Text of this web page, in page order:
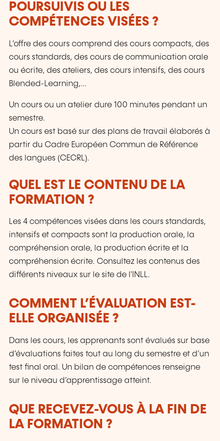
POURSUIVIS OU LES
COMPÉTENCES VISÉES ?
L’offre des cours comprend des cours compacts, des
cours standards, des cours de communication orale
ou écrite, des ateliers, des cours intensifs, des cours
Blended-Learning,...
Un cours ou un atelier dure 100 minutes pendant un
semestre.
Un cours est basé sur des plans de travail élaborés à
partir du Cadre Européen Commun de Référence
des langues (CECRL).
QUEL EST LE CONTENU DE LA
FORMATION ?
Les 4 compétences visées dans les cours standards,
intensifs et compacts sont la production orale, la
compréhension orale, la production écrite et la
compréhension écrite. Consultez les contenus des
différents niveaux sur le site de l'INLL.
COMMENT L’ÉVALUATION EST-
ELLE ORGANISÉE ?
Dans les cours, les apprenants sont évalués sur base
d’évaluations faites tout au long du semestre et d’un
test final oral. Un bilan de compétences renseigne
sur le niveau d’apprentissage atteint.
QUE RECEVEZ-VOUS À LA FIN DE
LA FORMATION ?